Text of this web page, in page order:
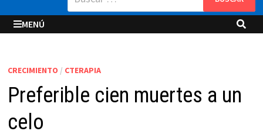
MENÚ
CRECIMIENTO / CTERAPIA
Preferible cien muertes a un
celo